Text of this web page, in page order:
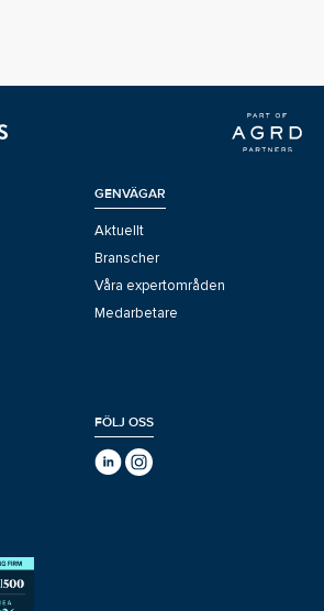
GENVÄGAR
Aktuellt
Branscher
Våra expertområden
Medarbetare
FÖLJ OSS